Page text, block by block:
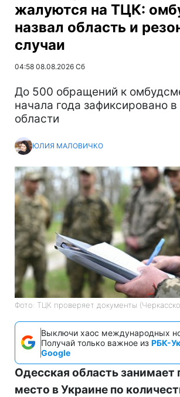
жалуются на ТЦК:
назвал область и
случаи
04:58 08.08.2026 Сб
До 500 обращений к
начала года зафиксировано
области
ЮЛИЯ МАЛОВИЧКО
Фото: ТЦК проверяет документы
Выключи хаос международных
Получай только важное из РБК-
Google
Одесская область занимает
место в Украине по